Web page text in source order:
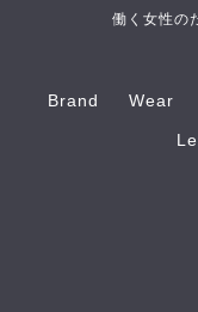
働く女性の
Brand Wear